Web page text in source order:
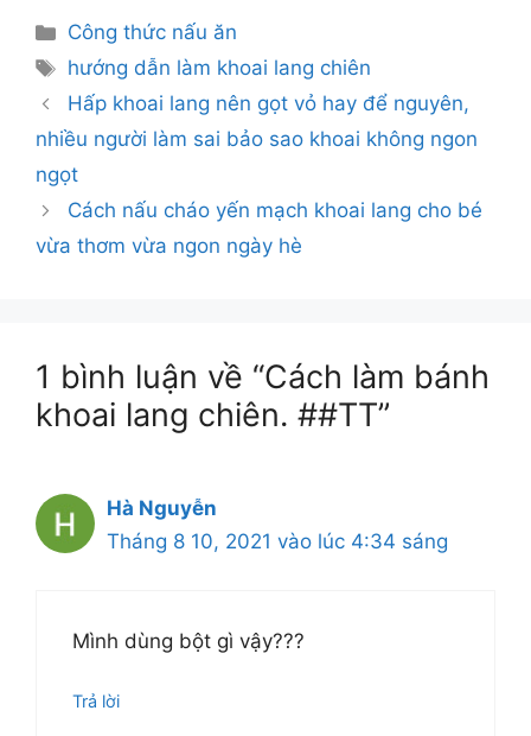
Danh
mục
Công thức nấu ăn
Thẻ
hướng dẫn làm khoai lang chiên
Hấp khoai lang nên gọt vỏ hay để nguyên,
nhiều người làm sai bảo sao khoai không ngon
ngọt
Cách nấu cháo yến mạch khoai lang cho bé
vừa thơm vừa ngon ngày hè
1 bình luận về “Cách làm bánh
khoai lang chiên. ##TT”
Hà Nguyễn
Tháng 8 10, 2021 vào lúc 4:34 sáng
Mình dùng bột gì vậy???
Trả lời